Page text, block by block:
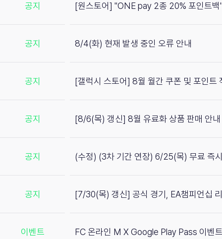
공지 [원스토어] "ONE pay 2종 20% 포인트백
공지 8/4(화) 현재 발생 중인 오류 안내
공지 [갤럭시 스토어] 8월 월간 쿠폰 및 포인트
공지 [8/6(목) 갱신] 8월 유료화 상품 판매 안내
공지 (수정) (3차 기간 연장) 6/25(목) 무료 즉
공지 [7/30(목) 갱신] 공식 경기, EA챔피언십
이벤트 FC 온라인 M X Google Play Pass 이벤